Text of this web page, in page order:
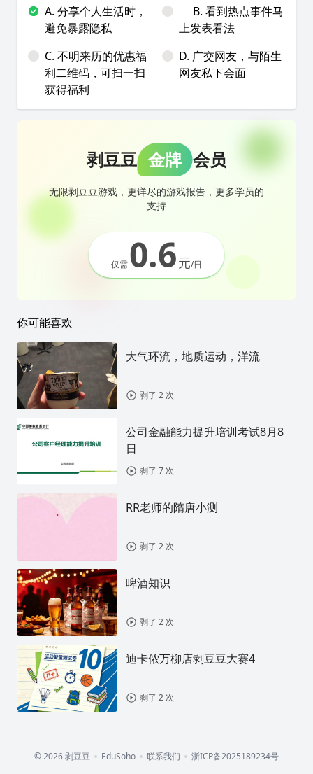
A. 分享个人生活时，
避免暴露隐私
B. 看到热点事件马
上发表看法
C. 不明来历的优惠福
利二维码，可扫一扫
获得福利
D. 广交网友，与陌生
网友私下会面
剥豆豆 金牌 会员
无限剥豆豆游戏，更详尽的游戏报告，更多学员的
支持
仅需0.6元/日
你可能喜欢
大气环流，地质运动，洋流
剥了 2 次
公司金融能力提升培训考试8月8
日
剥了 7 次
RR老师的隋唐小测
剥了 2 次
啤酒知识
剥了 2 次
迪卡侬万柳店剥豆豆大赛4
剥了 2 次
© 2026 剥豆豆 EduSoho 联系我们 浙ICP备2025189234号